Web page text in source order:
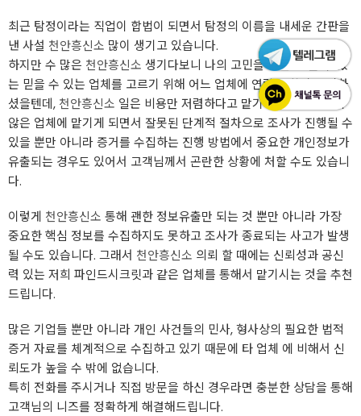
최근 탐정이라는 직업이 합법이 되면서 탐정의 이름을 내세운 간판을
낸 사설 천안흥신소 많이 생기고 있습니다.
하지만 수 많은 천안흥신소 생기다보니 나의 고민을 해결 해 줄 수 있
는 믿을 수 있는 업체를 고르기 위해 어느 업체에 연락을 할지 고민하
셨을텐데, 천안흥신소 일은 비용만 저렴하다고 맡기기에는 인증되지
않은 업체에 맡기게 되면서 잘못된 단계적 절차으로 조사가 진행될 수
있을 뿐만 아니라 증거를 수집하는 진행 방법에서 중요한 개인정보가
유출되는 경우도 있어서 고객님께서 곤란한 상황에 처할 수도 있습니
다.
이렇게 천안흥신소 통해 괜한 정보유출만 되는 것 뿐만 아니라 가장
중요한 핵심 정보를 수집하지도 못하고 조사가 종료되는 사고가 발생
될 수도 있습니다. ​그래서 천안흥신소 의뢰 할 때에는 신뢰성과 공신
력 있는 저희 파인드시크릿과 같은 업체를 통해서 맡기시는 것을 추천
드립니다.
많은 ​기업들 뿐만 아니라 개인 사건들의 민사, 형사상의 필요한 법적
증거 자료를 체계적으로 수집하고 있기 때문에 타 업체 에 비해서 신
뢰도가 높을 수 밖에 없습니다.
특히 전화를 주시거나 직접 방문을 하신 경우라면 충분한 상담을 통해
고객님의 니즈를 정확하게 해결해드립니다.